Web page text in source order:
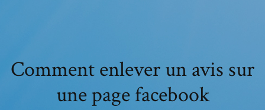
Comment enlever un avis sur
une page facebook